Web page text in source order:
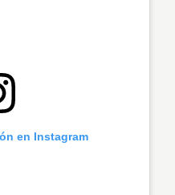
en Instagram